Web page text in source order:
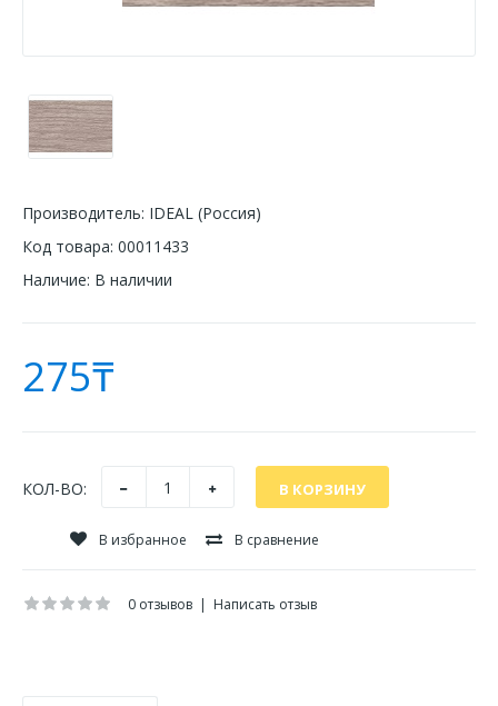
Производитель: IDEAL (Россия)
Код товара: 00011433
Наличие: В наличии
275₸
КОЛ-ВО:
В избранное В сравнение
0 отзывов | Написать отзыв